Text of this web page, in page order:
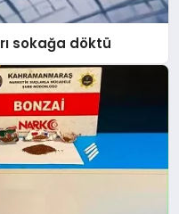
sokağa döktü